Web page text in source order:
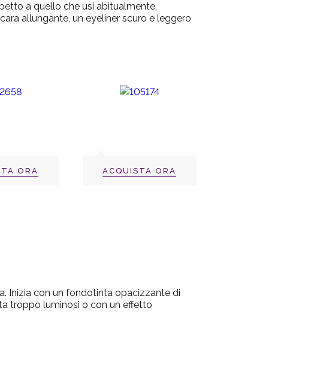
a quello che usi abitualmente,
allungante, un eyeliner scuro e leggero
ORA ACQUISTA ORA
Inizia con un fondotinta opacizzante di
troppo luminosi o con un effetto